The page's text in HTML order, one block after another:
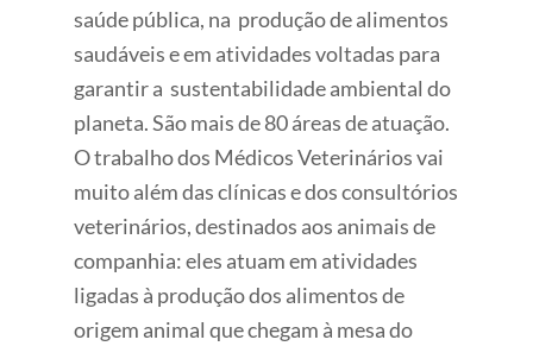
saúde pública, na produção de alimentos
saudáveis e em atividades voltadas para
garantir a sustentabilidade ambiental do
planeta. São mais de 80 áreas de atuação.
O trabalho dos Médicos Veterinários vai
muito além das clínicas e dos consultórios
veterinários, destinados aos animais de
companhia: eles atuam em atividades
ligadas à produção dos alimentos de
origem animal que chegam à mesa do